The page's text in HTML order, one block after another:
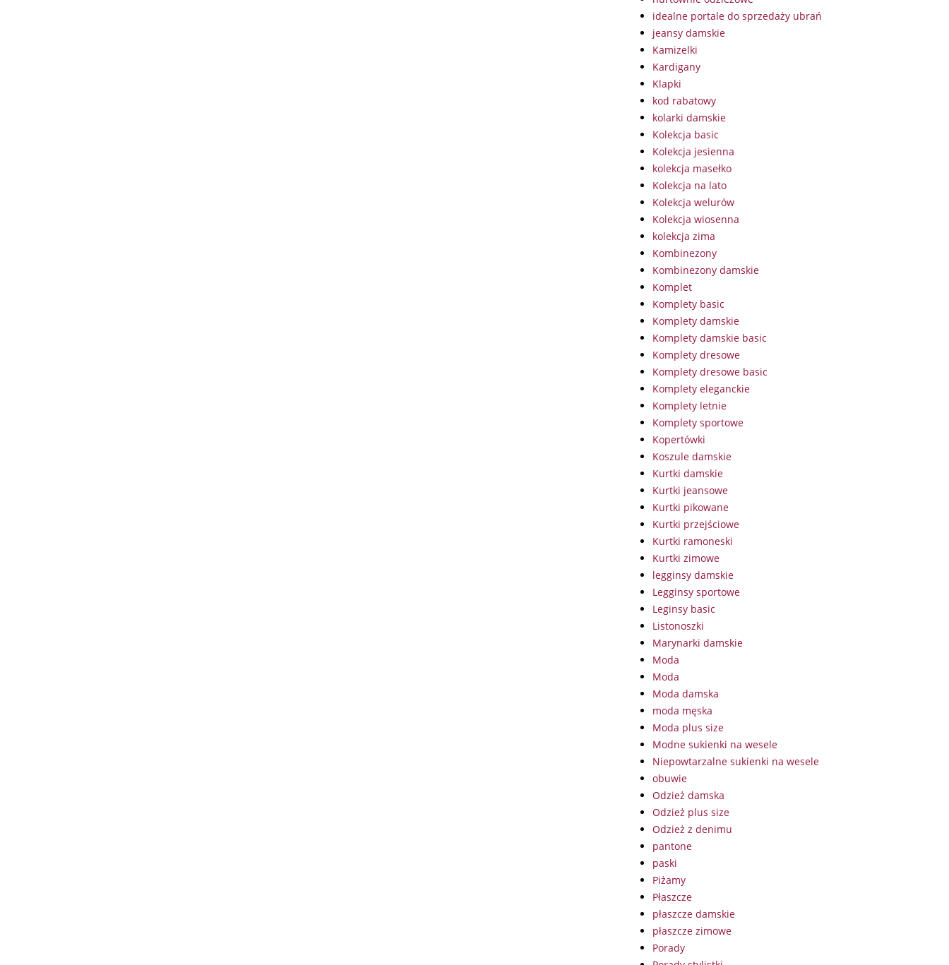
idealne portale do sprzedaży ubrań
jeansy damskie
Kamizelki
Kardigany
Klapki
kod rabatowy
kolarki damskie
Kolekcja basic
Kolekcja jesienna
kolekcja masełko
Kolekcja na lato
Kolekcja welurów
Kolekcja wiosenna
kolekcja zima
Kombinezony
Kombinezony damskie
Komplet
Komplety basic
Komplety damskie
Komplety damskie basic
Komplety dresowe
Komplety dresowe basic
Komplety eleganckie
Komplety letnie
Komplety sportowe
Kopertówki
Koszule damskie
Kurtki damskie
Kurtki jeansowe
Kurtki pikowane
Kurtki przejściowe
Kurtki ramoneski
Kurtki zimowe
legginsy damskie
Legginsy sportowe
Leginsy basic
Listonoszki
Marynarki damskie
Moda
Moda
Moda damska
moda męska
Moda plus size
Modne sukienki na wesele
Niepowtarzalne sukienki na wesele
obuwie
Odzież damska
Odzież plus size
Odzież z denimu
pantone
paski
Piżamy
Płaszcze
płaszcze damskie
płaszcze zimowe
Porady